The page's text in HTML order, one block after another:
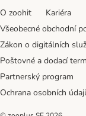
O zoohit Kariéra
Všeobecné obchodní
Zákon o digitálních
Poštovné a dodací
Partnerský program
Ochrana osobních